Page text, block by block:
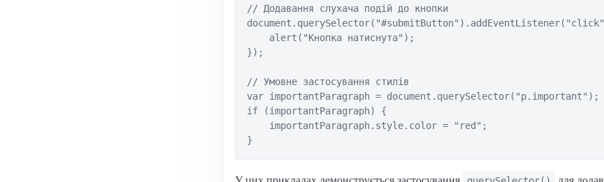
// Додавання слухача подій до кнопки
    alert("Кнопка натиснута");
});
// Умовне застосування стилів
var importantParagraph = document.querySelector("p.important");
if (importantParagraph) {
    importantParagraph.style.color = "red";